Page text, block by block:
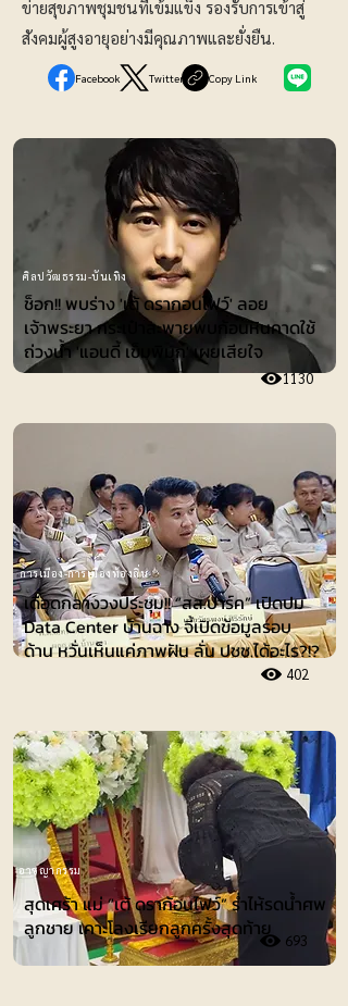
ข่ายสุขภาพชุมชนที่เข้มแข็ง รองรับการเข้าสู่
สังคมผู้สูงอายุอย่างมีคุณภาพและยั่งยืน.
Facebook Twitter Copy Link
ศิลปวัฒธรรม-บันเทิง
ช็อก!! พบร่าง 'เต้ ดรากอนไฟว์' ลอย
เจ้าพระยา กระเป๋าสะพายพบก้อนหินคาดใช้
ถ่วงน้ำ 'แอนดี้ เข็มพิมุก' เผยเสียใจ
1130
เดือดกลางวงประชุม!! “สส.ปาร์ค” เปิดปม
Data Center บ้านฉาง จี้เปิดข้อมูลรอบ
ด้าน หวั่นเห็นแค่ภาพฝัน ลั่น ปชช.ได้อะไร?!?
402
การเมือง-การเมืองท้องถิ่น
สุดเศร้า แม่ “เต้ ดราก้อนไฟว์” ร่ำไห้รดน้ำศพ
ลูกชาย เคาะโลงเรียกลูกครั้งสุดท้าย
693
อาชญากรรม